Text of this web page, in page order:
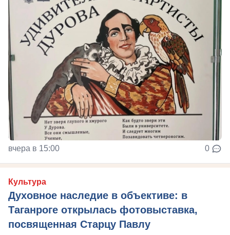
вчера в 15:00 0
Культура
Духовное наследие в объективе: в
Таганроге открылась фотовыставка,
посвященная Старцу Павлу